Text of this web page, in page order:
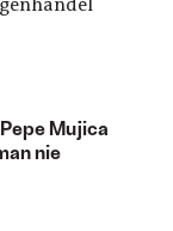
Mujica
nie